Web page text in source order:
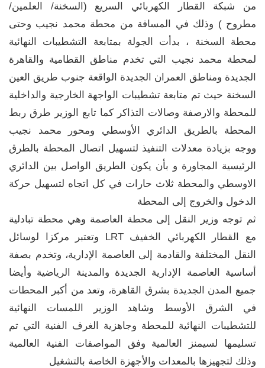
من شبكة القطار الكهربائي السريع (السخنة/ العلمين/
مطروح ) وذلك في المسافة من محطة محمد نجيب وحتى
محطة السخنة ، بدأت الجولة بمتابعة التشطيبات النهائية
لمحطة محمد نجيب التي تخدم مناطق القطامية والقاهرة
الجديدة ومناطق العمران الجديدة الواقعة جنوب طريق العين
السخنة حيث تم متابعة تشطيبات الواجهة الخارجية والداخلية
للمحطة والارصفة وصالات التذاكر كما تابع الوزير طرق ربط
المحطة بالطريق الدائري الأوسطي ومحور محمد نجيب
ووجه بزيادة معدلات التنفيذ لتسهيل اتصال المحطة بالطرق
الرئيسية المجاورة و بأن يكون الطريق الواصل بين الدائري
الاوسطي والمحطة ثلاث حارات في كل اتجاه لتسهيل حركة
الدخول والخروج إلى المحطة
ثم توجه وزير النقل إلى محطة العاصمة وهي محطة تبادلية
مع القطار الكهربائي الخفيف LRT وتعتبر مركزا لوسائل
النقل المختلفة والقادمة إلى العاصمة الإدارية، وتخدم بصفة
أساسية العاصمة الإدارية الجديدة والمدينة الرياضية وأيضا
جميع المدن الجديدة بشرق القاهرة، وتعد من أكبر المحطات
في الشرق الأوسط وشاهد الوزير اللمسات النهائية
للتشطيبات النهائية للمحطة وجاهزية الغرف الفنية التي تم
تسليمها لسيمنز العالمية وفق المواصفات الفنية العالمية
وذلك لتجهيزها بالمعدات والأجهزة الخاصة بالتشغيل